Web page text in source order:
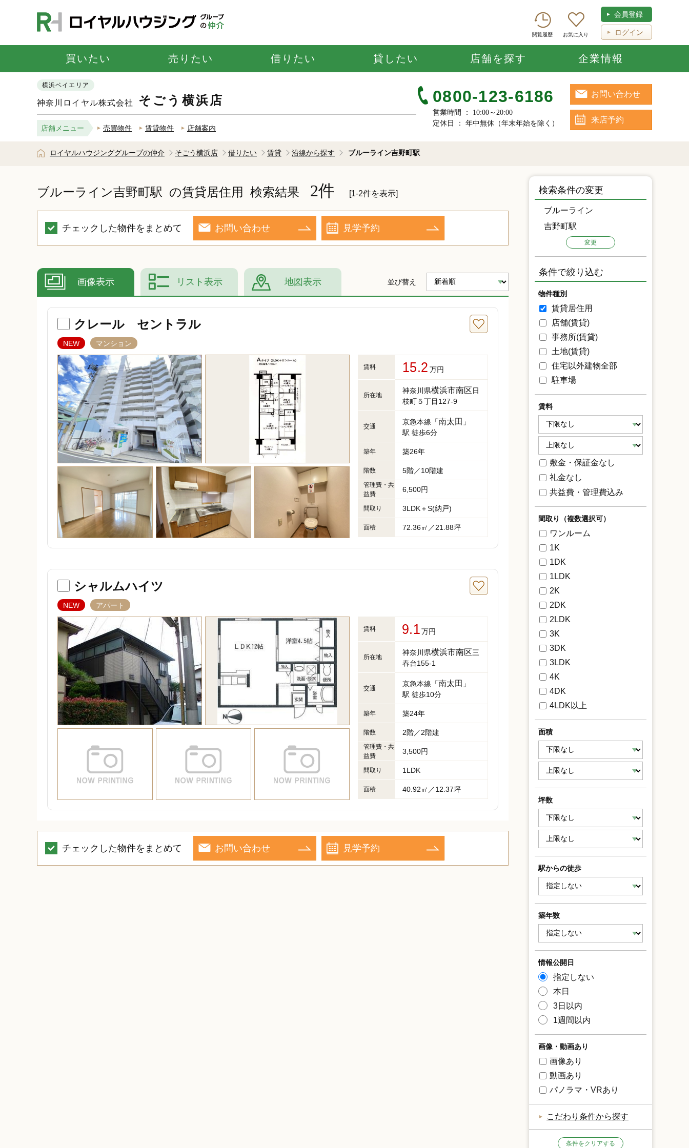
閲覧履歴 お気に入り
会員登録
ログイン
買いたい 売りたい 借りたい 貸したい 店舗を探す 企業情報
横浜ベイエリア
神奈川ロイヤル株式会社 そごう横浜店
店舗メニュー 売買物件 賃貸物件 店舗案内
0800-123-6186
営業時間 ： 10:00～20:00
定休日 ： 年中無休（年末年始を除く）
お問い合わせ
来店予約
ロイヤルハウジンググループの仲介 そごう横浜店 借りたい 賃貸 沿線から探す ブルーライン吉野町駅
ブルーライン吉野町駅 の賃貸居住用 検索結果 2件 [1-2件を表示]
チェックした物件をまとめて お問い合わせ 見学予約
画像表示 リスト表示 地図表示 並び替え
クレール セントラル
NEW マンション
賃料 15.2 万円
所在地
神奈川県横浜市南区日
枝町５丁目127-9
交通
京急本線「南太田 」
駅 徒歩6分
築年 築26年
階数 5階／10階建
管理費・共
益費
6,500円
間取り 3LDK＋S(納戸)
面積 72.36㎡／21.88坪
シャルムハイツ
NEW アパート
賃料 9.1万円
所在地
神奈川県横浜市南区三
春台155-1
交通
京急本線「南太田 」
駅 徒歩10分
築年 築24年
階数 2階／2階建
管理費・共
益費
3,500円
間取り 1LDK
面積 40.92㎡／12.37坪
チェックした物件をまとめて お問い合わせ 見学予約
検索条件の変更
ブルーライン
吉野町駅
変更
条件で絞り込む
物件種別
賃貸居住用
店舗(賃貸)
事務所(賃貸)
土地(賃貸)
住宅以外建物全部
駐車場
賃料
敷金・保証金なし
礼金なし
共益費・管理費込み
間取り（複数選択可）
ワンルーム
1K
1DK
1LDK
2K
2DK
2LDK
3K
3DK
3LDK
4K
4DK
4LDK以上
面積
坪数
駅からの徒歩
築年数
情報公開日
指定しない
本日
3日以内
1週間以内
画像・動画あり
画像あり
動画あり
パノラマ・VRあり
こだわり条件から探す
条件をクリアする